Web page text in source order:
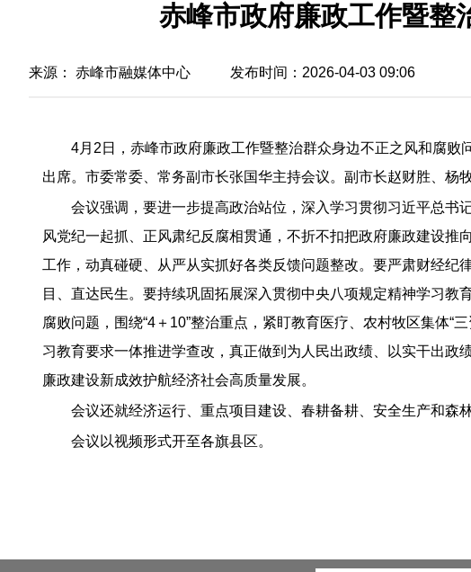
赤峰市政府廉政工作暨整
来源： 赤峰市融媒体中心 发布时间：2026-04-03 09:06
4月2日，赤峰市政府廉政工作暨整治群众身边不正之风和腐
出席。市委常委、常务副市长张国华主持会议。副市长赵财胜、杨
会议强调，要进一步提高政治站位，深入学习贯彻习近平总书
风党纪一起抓、正风肃纪反腐相贯通，不折不扣把政府廉政建设推
工作，动真碰硬、从严从实抓好各类反馈问题整改。要严肃财经
目、直达民生。要持续巩固拓展深入贯彻中央八项规定精神学习教
腐败问题，围绕“4＋10”整治重点，紧盯教育医疗、农村牧区集体
习教育要求一体推进学查改，真正做到为人民出政绩、以实干出
廉政建设新成效护航经济社会高质量发展。
会议还就经济运行、重点项目建设、春耕备耕、安全生产和森
会议以视频形式开至各旗县区。